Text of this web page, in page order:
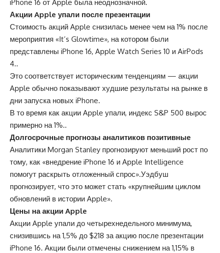
iPhone 16 от Apple была неоднозначной.
Акции Apple упали после презентации
Стоимость акций Apple снизилась менее чем на 1% после
мероприятия «It’s Glowtime», на котором были
представлены iPhone 16, Apple Watch Series 10 и AirPods
4..
Это соответствует историческим тенденциям — акции
Apple обычно показывают худшие результаты на рынке в
дни запуска новых iPhone.
В то время как акции Apple упали, индекс S&P 500 вырос
примерно на 1%..
Долгосрочные прогнозы аналитиков позитивные
Аналитики Morgan Stanley прогнозируют меньший рост по
тому, как «внедрение iPhone 16 и Apple Intelligence
помогут раскрыть отложенный спрос».Уэдбуш
прогнозирует, что это может стать «крупнейшим циклом
обновлений в истории Apple».
Цены на акции Apple
Акции Apple упали до четырехнедельного минимума,
снизившись на 1,5% до $218 за акцию после презентации
iPhone 16. Акции были отмечены снижением на 1,15% в